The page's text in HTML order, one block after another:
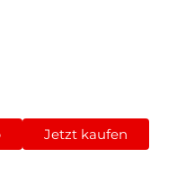
Jetzt kaufen